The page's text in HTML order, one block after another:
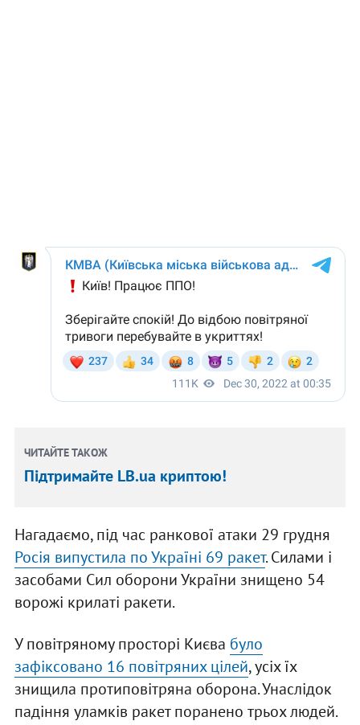
ЧИТАЙТЕ ТАКОЖ
Підтримайте LB.ua криптою!
Нагадаємо, під час ранкової атаки 29 грудня
Росія випустила по Україні 69 ракет. Силами і
засобами Сил оборони України знищено 54
ворожі крилаті ракети.
У повітряному просторі Києва було
зафіксовано 16 повітряних цілей, усіх їх
знищила протиповітряна оборона. Унаслідок
падіння уламків ракет поранено трьох людей.